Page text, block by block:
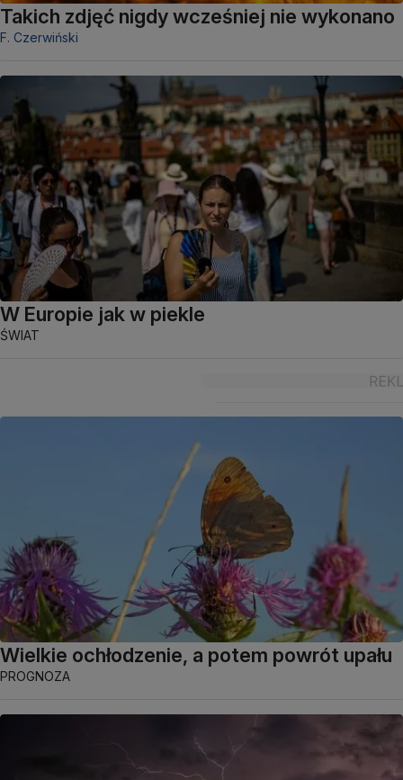
Takich zdjęć nigdy wcześniej nie wykonano
F. Czerwiński
W Europie jak w piekle
ŚWIAT
Wielkie ochłodzenie, a potem powrót upału
PROGNOZA